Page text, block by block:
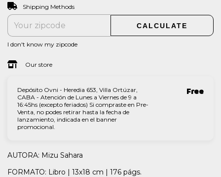
Shipping for zipcode:
Shipping Methods
CALCULATE
I don't know my zipcode
Our store
Depósito Ovni - Heredia 653, Villa Ortúzar,
CABA - Atención de Lunes a Viernes de 9 a
16:45hs (excepto feriados) Si compraste en Pre-
Venta, no podes retirar hasta la fecha de
lanzamiento, indicada en el banner
promocional.
Free
AUTORA: Mizu Sahara
FORMATO: Libro | 13x18 cm | 176 págs.